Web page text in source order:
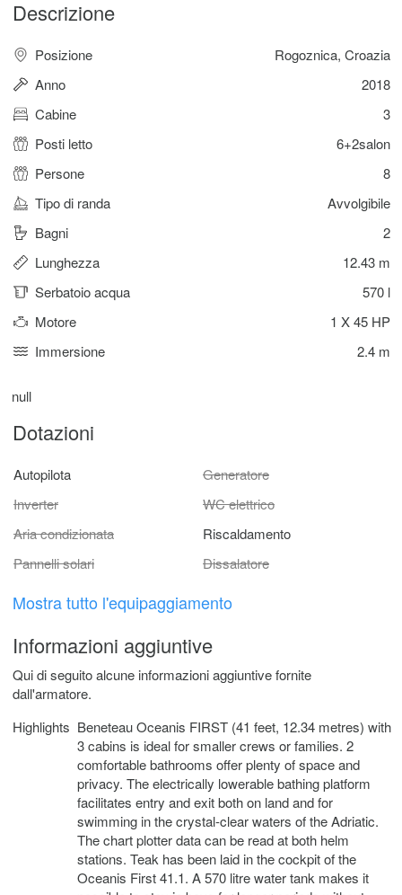
Descrizione
Posizione
Rogoznica, Croazia
Anno
2018
Cabine
3
Posti letto
6+2salon
Persone
8
Tipo di randa
Avvolgibile
Bagni
2
Lunghezza
12.43 m
Serbatoio acqua
570 l
Motore
1 X 45 HP
Immersione
2.4 m
null
Dotazioni
Autopilota
Generatore
Inverter
WC elettrico
Aria condizionata
Riscaldamento
Pannelli solari
Dissalatore
Mostra tutto l'equipaggiamento
Informazioni aggiuntive
Qui di seguito alcune informazioni aggiuntive fornite
dall'armatore.
Highlights Beneteau Oceanis FIRST (41 feet, 12.34 metres) with
3 cabins is ideal for smaller crews or families. 2
comfortable bathrooms offer plenty of space and
privacy. The electrically lowerable bathing platform
facilitates entry and exit both on land and for
swimming in the crystal-clear waters of the Adriatic.
The chart plotter data can be read at both helm
stations. Teak has been laid in the cockpit of the
Oceanis First 41.1. A 570 litre water tank makes it